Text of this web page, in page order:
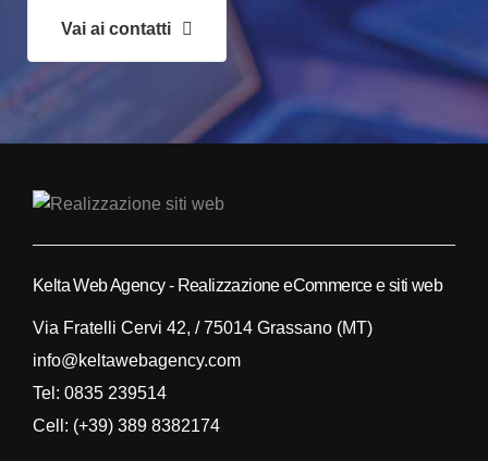
Vai ai contatti
Kelta Web Agency - Realizzazione eCommerce e siti web
Via Fratelli Cervi 42, / 75014 Grassano (MT)
info@keltawebagency.com
Tel: 0835 239514
Cell: (+39) 389 8382174